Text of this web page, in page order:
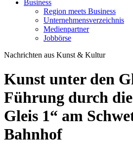
Business
Region meets Business
Unternehmensverzeichnis
Medienpartner
Jobbörse
Nachrichten aus Kunst & Kultur
Kunst unter den
Führung durch
Gleis 1“ am
Bahnhof